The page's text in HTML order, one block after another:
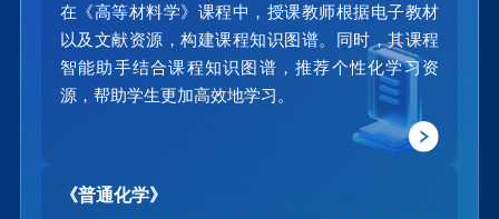
在《高等材料学》课程中，授课教师根据电子教材
以及文献资源，构建课程知识图谱。同时，其课程
智能助手结合课程知识图谱，推荐个性化学习资
源，帮助学生更加高效地学习。
《普通化学》